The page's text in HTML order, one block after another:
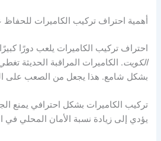
أهمية احتراف تركيب الكاميرات
احتراف تركيب الكاميرات يلعب دورًا
الكويت. الكاميرات المراقبة الحديثة
بشكل شامع. هذا يجعل من الصعب على
تركيب الكاميرات بشكل احترافي يمنع
يؤدي إلى زيادة نسبة الأمان المحلي في